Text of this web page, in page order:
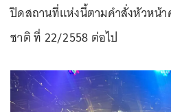
ปิดสถานที่แห่งนี้ตามคำสั่งหัวหน้
ชาติ ที่ 22/2558 ต่อไป